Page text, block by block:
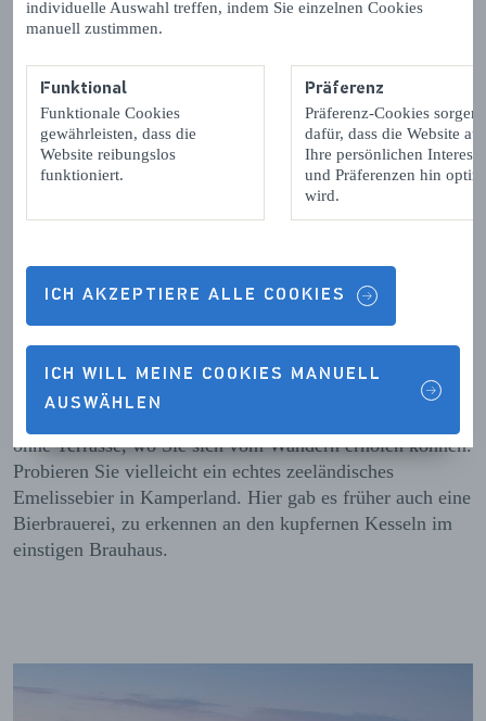
individuelle Auswahl treffen, indem Sie einzelnen Cookies
manuell zustimmen.
Funktional
Funktionale Cookies
gewährleisten, dass die
Website reibungslos
funktioniert.
Präferenz
Präferenz-Cookies sorgen
dafür, dass die Website auf
Ihre persönlichen
und Präferenzen hin
wird.
ICH AKZEPTIERE ALLE COOKIES
ICH WILL MEINE COOKIES MANUELL
AUSWÄHLEN
Essen & Trinken
Machen Sie doch in einem der Dörfer auf Noord-
Bevelandmal eine Pause, um etwas zu
essen oder zu
ohne Terrasse, wo Sie sich vom Wandern erholen können.
Probieren Sie vielleicht ein echtes zeeländisches
Emelissebier in Kamperland. Hier gab es früher auch eine
Bierbrauerei, zu erkennen an den kupfernen Kesseln im
einstigen Brauhaus.